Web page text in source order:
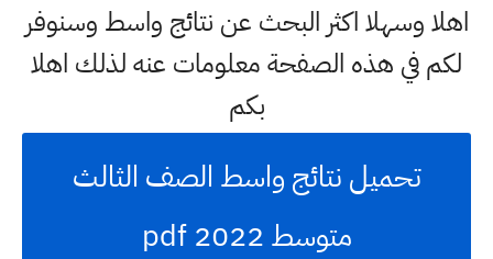
اهلا وسهلا اكثر البحث عن نتائج واسط وسنوفر
لكم في هذه الصفحة معلومات عنه لذلك اهلا
بكم
تحميل نتائج واسط الصف الثالث
متوسط 2022 pdf